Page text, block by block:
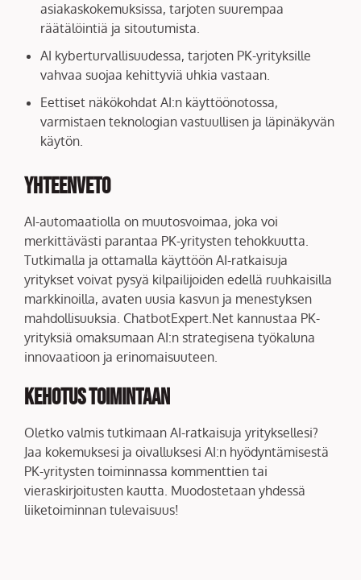
asiakaskokemuksissa, tarjoten suurempaa
räätälöintiä ja sitoutumista.
AI kyberturvallisuudessa, tarjoten PK-yrityksille
vahvaa suojaa kehittyviä uhkia vastaan.
Eettiset näkökohdat AI:n käyttöönotossa,
varmistaen teknologian vastuullisen ja läpinäkyvän
käytön.
Yhteenveto
AI-automaatiolla on muutosvoimaa, joka voi
merkittävästi parantaa PK-yritysten tehokkuutta.
Tutkimalla ja ottamalla käyttöön AI-ratkaisuja
yritykset voivat pysyä kilpailijoiden edellä ruuhkaisilla
markkinoilla, avaten uusia kasvun ja menestyksen
mahdollisuuksia. ChatbotExpert.Net kannustaa PK-
yrityksiä omaksumaan AI:n strategisena työkaluna
innovaatioon ja erinomaisuuteen.
Kehotus Toimintaan
Oletko valmis tutkimaan AI-ratkaisuja yrityksellesi?
Jaa kokemuksesi ja oivalluksesi AI:n hyödyntämisestä
PK-yritysten toiminnassa kommenttien tai
vieraskirjoitusten kautta. Muodostetaan yhdessä
liiketoiminnan tulevaisuus!